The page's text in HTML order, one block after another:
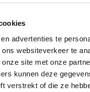
advertenties te
websiteverkeer te
site met onze
kunnen deze
verstrekt of die ze